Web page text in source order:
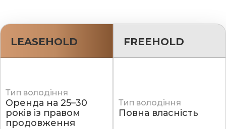
LEASEHOLD FREEHOLD
Тип володіння
Оренда на 25–30
років із правом
продовження
Тип володіння
Повна власність